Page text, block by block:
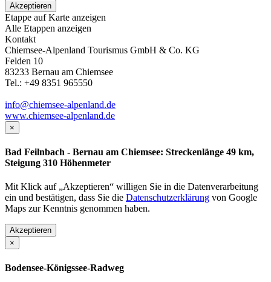
Akzeptieren
Etappe auf Karte anzeigen
Alle Etappen anzeigen
Kontakt
Chiemsee-Alpenland Tourismus GmbH & Co. KG
Felden 10
83233 Bernau am Chiemsee
Tel.: +49 8351 965550
info@chiemsee-alpenland.de
www.chiemsee-alpenland.de
×
Bad Feilnbach - Bernau am Chiemsee: Streckenlänge 49 km,
Steigung 310 Höhenmeter
Mit Klick auf „Akzeptieren“ willigen Sie in die Datenverarbeitung
ein und bestätigen, dass Sie die Datenschutzerklärung von Google
Maps zur Kenntnis genommen haben.
Akzeptieren
×
Bodensee-Königssee-Radweg